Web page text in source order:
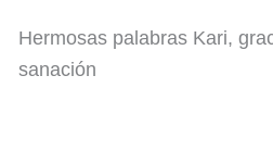
Hermosas palabras Kari,
sanación